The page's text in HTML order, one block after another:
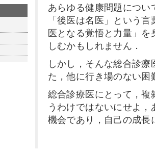
あらゆる健康問題につ
「後医は名医」という
医となる覚悟と力量」
しむかもしれません．
しかし，そんな総合診
た，他に行き場のない困
総合診療医にとって，
うわけではないにせよ
機会であり，自己の成長